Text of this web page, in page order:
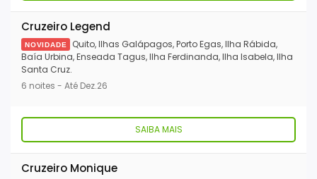
Cruzeiro Legend
NOVIDADE
Quito, Ilhas Galápagos, Porto Egas, Ilha Rábida,
Baía Urbina, Enseada Tagus, Ilha Ferdinanda, Ilha Isabela, Ilha
Santa Cruz.
6 noites - Até Dez.26
SAIBA MAIS
Cruzeiro Monique